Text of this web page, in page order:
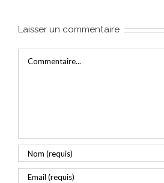
Laisser un commentaire